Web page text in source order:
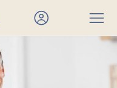
Mit
Estate
Menu